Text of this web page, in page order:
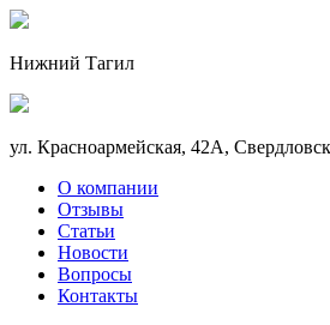
Нижний Тагил
ул. Красноармейская, 42А,
О компании
Отзывы
Статьи
Новости
Вопросы
Контакты